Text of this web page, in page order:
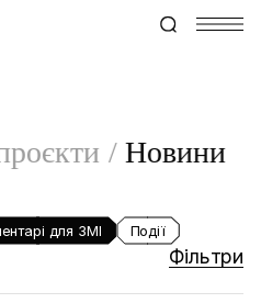
Новини
для ЗМІ Події
Фільтри